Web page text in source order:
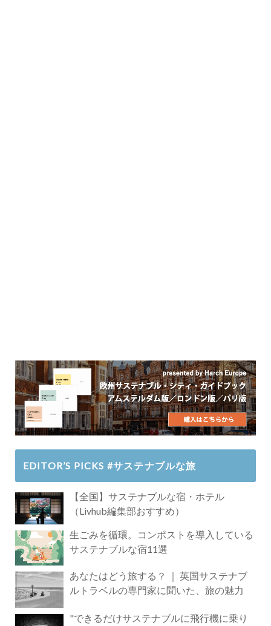
EDITOR’S PICKS #サステナブルな旅
【全国】サステナブルな宿・ホテル
（Livhub編集部おすすめ）
生ごみを循環。コンポストを導入している
サステナブルな宿11選
あなたはどう旅する？ ｜ 英国サステナブ
ルトラベルの専門家に聞いた、旅の魅力
"できるだけサステナブルに飛行機に乗り